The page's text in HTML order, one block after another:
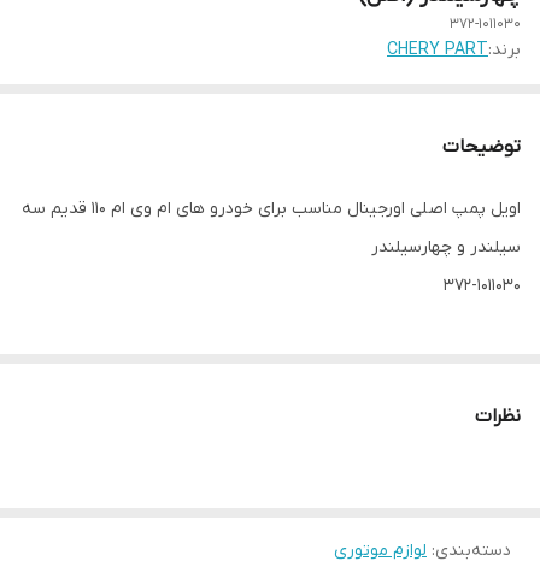
372-1011030
برند:CHERY PART
توضیحات
اویل پمپ اصلی اورجینال مناسب برای خودرو های ام وی ام 110 قدیم سه
سیلندر و چهارسیلندر
372-1011030
نظرات
دسته‌بندی: لوازم موتوری